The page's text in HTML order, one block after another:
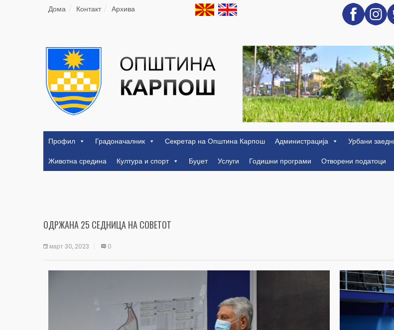
Дома Контакт Архива
Профил Градоначалник Секретар на Општина Карпош Администрација Урбани
Животна средина
Култура и спорт Буџет Услуги Годишни програми Отворени податоци
ОДРЖАНА 25 СЕДНИЦА НА СОВЕТОТ
март 30, 2023 0